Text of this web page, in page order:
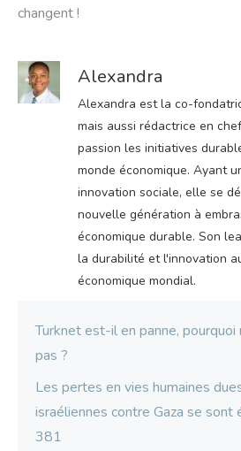
changent !
Alexandra
Alexandra est la co-
mais aussi rédactrice en
passion les initiatives
monde économique. Ayant
innovation sociale, elle se
nouvelle génération à
économique durable. Son
la durabilité et l'innovation
économique mondial.
Turknet est-il en panne, pourquoi
pas ?
Les pertes en vies humaines
israéliennes contre Gaza se
381